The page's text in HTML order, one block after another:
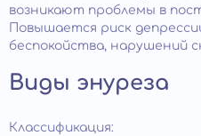
возникают проблемы в
Повышается риск
беспокойства, нарушений
Виды энуреза
Классификация: